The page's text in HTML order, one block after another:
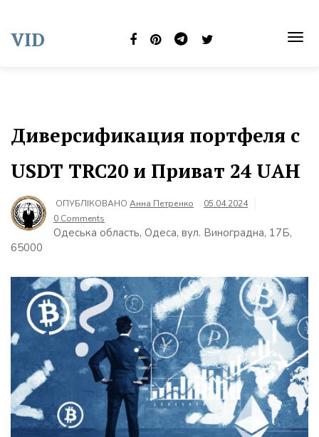
content
VID
Диверсификация портфеля с
USDT TRC20 и Приват 24 UAH
ОПУБЛІКОВАНО Анна Петренко
05.04.2024
0 Comments
Одеська область, Одеса, вул. Виноградна, 17Б,
65000